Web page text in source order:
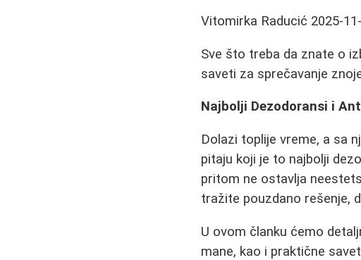
Vitomirka Raducić 2025-
Sve što treba da znate o
saveti za sprečavanje
Najbolji Dezodoransi i
Dolazi toplije vreme, a sa
pitaju koji je to najbolji
pritom ne ostavlja
tražite pouzdano rešenje,
U ovom članku ćemo
mane, kao i praktične